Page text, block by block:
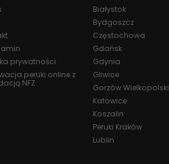
prywatności
peruki online z
NFZ
Białystok
Bydgoszcz
Częstochowa
Gdańsk
Gdynia
Gliwice
Gorzów Wielkopolski
Katowice
Koszalin
Peruki Kraków
Lublin